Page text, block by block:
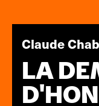
Claude
LA